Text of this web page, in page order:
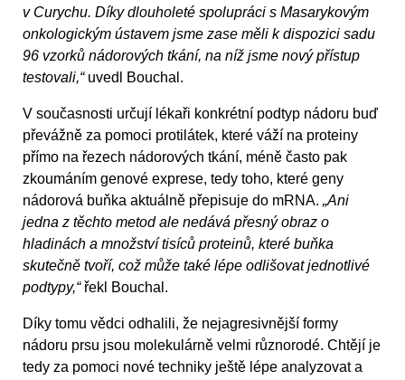
v Curychu. Díky dlouholeté spolupráci s Masarykovým
onkologickým ústavem jsme zase měli k dispozici sadu
96 vzorků nádorových tkání, na níž jsme nový přístup
testovali,“uvedl Bouchal.
V současnosti určují lékaři konkrétní podtyp nádoru buď
převážně za pomoci protilátek, které váží na proteiny
přímo na řezech nádorových tkání, méně často pak
zkoumáním genové exprese, tedy toho, které geny
nádorová buňka aktuálně přepisuje do mRNA. „Ani
jedna z těchto metod ale nedává přesný obraz o
hladinách a množství tisíců proteinů, které buňka
skutečně tvoří, což může také lépe odlišovat jednotlivé
podtypy,“řekl Bouchal.
Díky tomu vědci odhalili, že nejagresivnější formy
nádoru prsu jsou molekulárně velmi různorodé. Chtějí je
tedy za pomoci nové techniky ještě lépe analyzovat a